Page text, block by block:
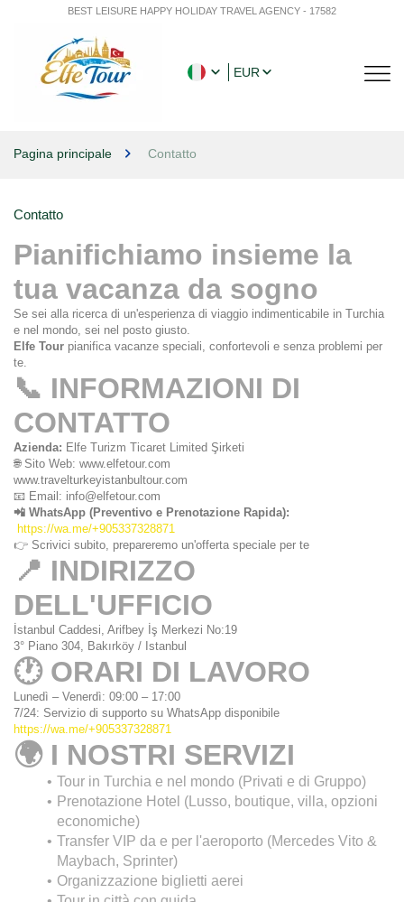
BEST LEISURE HAPPY HOLIDAY TRAVEL AGENCY - 17582
EUR
Pagina principale Contatto
Contatto
Pianifichiamo insieme la
tua vacanza da sogno
Se sei alla ricerca di un'esperienza di viaggio indimenticabile in Turchia
e nel mondo, sei nel posto giusto.
Elfe Tour pianifica vacanze speciali, confortevoli e senza problemi per
te.
📞 INFORMAZIONI DI
CONTATTO
Azienda: Elfe Turizm Ticaret Limited Şirketi
🌐 Sito Web: www.elfetour.com
www.travelturkeyistanbultour.com
📧 Email: info@elfetour.com
📲 WhatsApp (Preventivo e Prenotazione Rapida):
https://wa.me/+905337328871
👉 Scrivici subito, prepareremo un'offerta speciale per te
📍 INDIRIZZO
DELL'UFFICIO
İstanbul Caddesi, Arifbey İş Merkezi No:19
3° Piano 304, Bakırköy / Istanbul
🕐 ORARI DI LAVORO
Lunedì – Venerdì: 09:00 – 17:00
https://wa.me/+905337328871
🌍 I NOSTRI SERVIZI
Tour in Turchia e nel mondo (Privati e di Gruppo)
Prenotazione Hotel (Lusso, boutique, villa, opzioni
economiche)
Transfer VIP da e per l'aeroporto (Mercedes Vito &
Maybach, Sprinter)
Organizzazione biglietti aerei